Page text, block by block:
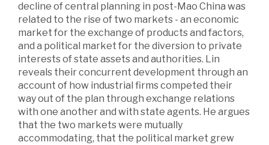
decline of central planning in post-Mao China was
related to the rise of two markets - an economic
market for the exchange of products and factors,
and a political market for the diversion to private
interests of state assets and authorities. Lin
reveals their concurrent development through an
account of how industrial firms competed their
way out of the plan through exchange relations
with one another and with state agents. He argues
that the two markets were mutually
accommodating, that the political market grew